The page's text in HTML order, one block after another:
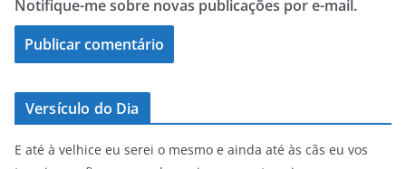
Notifique-me sobre novas publicações por e-mail.
Versículo do Dia
E até à velhice eu serei o mesmo e ainda até às cãs eu vos